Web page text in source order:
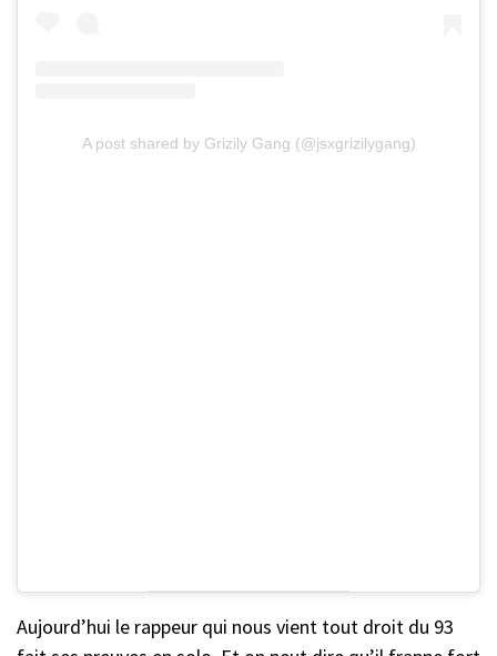
A post shared by Grizily Gang (@jsxgrizilygang)
Aujourd’hui le rappeur qui nous vient tout droit du 93